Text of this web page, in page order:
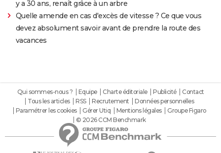
y a 30 ans, renaît grâce à un arbre
Quelle amende en cas d'excès de vitesse ? Ce que vous
devez absolument savoir avant de prendre la route des
vacances
Qui sommes-nous ? Equipe Charte éditoriale Publicité
Contact
Tous les articles
RSS Recrutement
Données personnelles
Paramétrer les cookies
Gérer Utiq Mentions légales
Groupe Figaro
© 2026 CCM Benchmark